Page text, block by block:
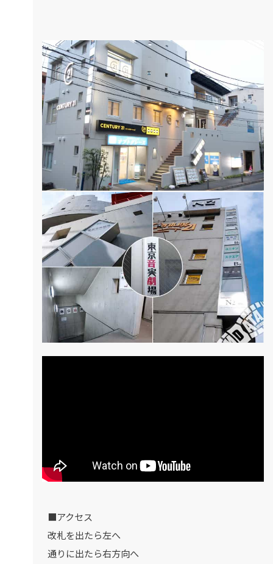
■アクセス
改札を出たら左へ
通りに出たら右方向へ